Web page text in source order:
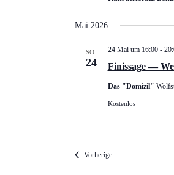
Mai 2026
SO.
24 Finissage —
24 Mai um 16:00-
Das "Domizil"
Kostenlos
VorherigeVeranstaltungen